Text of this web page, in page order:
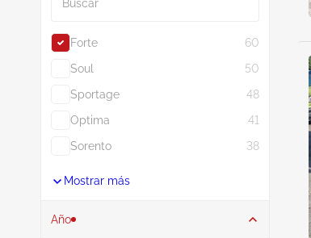
Forte
60
Soul
50
Sportage
48
Optima
41
Sorento
38
Mostrar más
Año